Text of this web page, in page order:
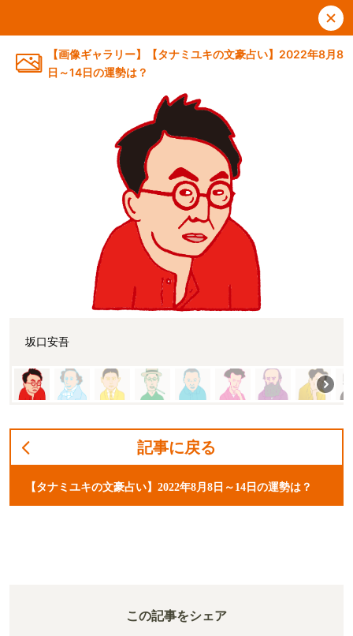
【画像ギャラリー】【タナミユキの文豪占い】2022年8月8
日～14日の運勢は？
坂口安吾
記事に戻る
【タナミユキの文豪占い】2022年8月8日～14日の運勢は？
この記事をシェア